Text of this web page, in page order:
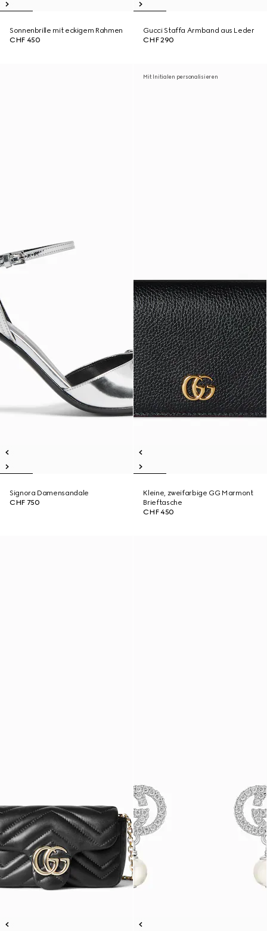
Sonnenbrille mit eckigem Rahmen
CHF 450
Gucci Staffa Armband aus Leder
CHF 290
Signora Damensandale
CHF 750
Mit Initialen personalisieren
Kleine, zweifarbige GG Marmont
Brieftasche
CHF 450